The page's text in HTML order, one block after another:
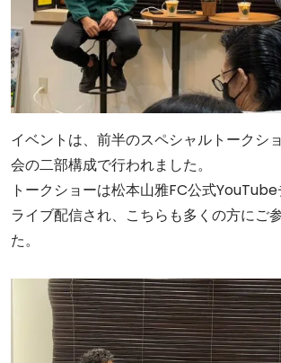
イベントは、前半のスペシャルトークシ
会の二部構成で行われました。
トークショーは松本山雅FC公式
ライブ配信され、こちらも多くの方にご
た。